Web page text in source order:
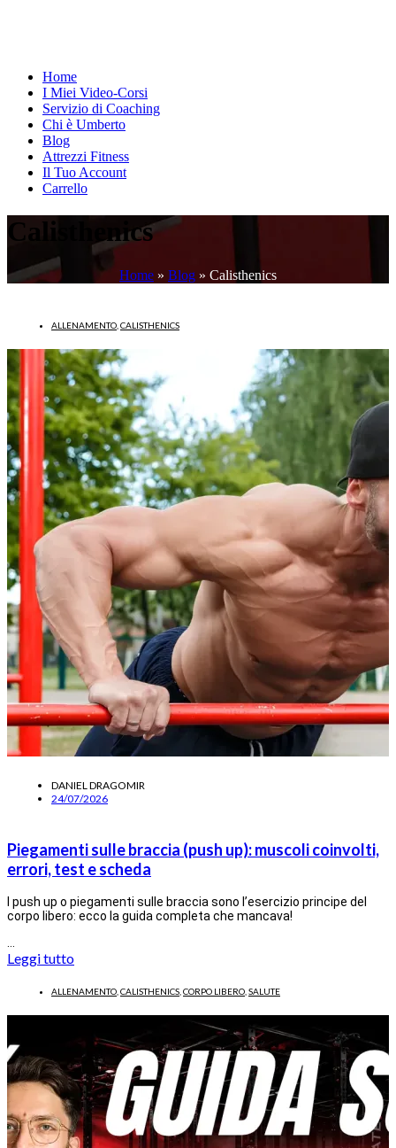
Home
I Miei Video-Corsi
Servizio di Coaching
Chi è Umberto
Blog
Attrezzi Fitness
Il Tuo Account
Carrello
Calisthenics
Home » Blog » Calisthenics
ALLENAMENTO CALISTHENICS
DANIEL DRAGOMIR
24/07/2026
Piegamenti sulle braccia (push up): muscoli coinvolti,
errori, test e scheda
I push up o piegamenti sulle braccia sono l’esercizio principe del
corpo libero: ecco la guida completa che mancava!
Leggi tutto
ALLENAMENTO CALISTHENICS CORPO LIBERO SALUTE